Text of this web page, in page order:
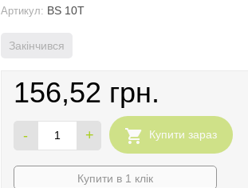
Артикул: BS 10T
Закінчився
156,52 грн.
- + Купити зараз
Купити в 1 клік